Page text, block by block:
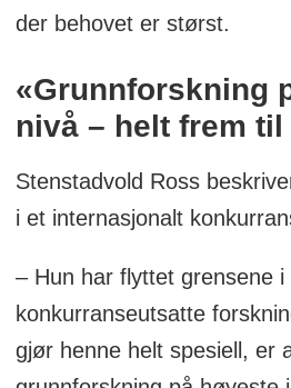
der behovet er størst.
«Grunnforskning
nivå – helt frem
Stenstadvold Ross
i et internasjonalt
– Hun har flyttet grensene
konkurranseutsatte
gjør henne helt spesiell, er